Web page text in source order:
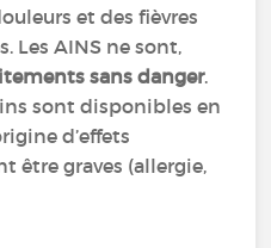
et des fièvres
Les AINS ne sont,
sans danger.
sont disponibles en
d’effets
être graves (allergie,